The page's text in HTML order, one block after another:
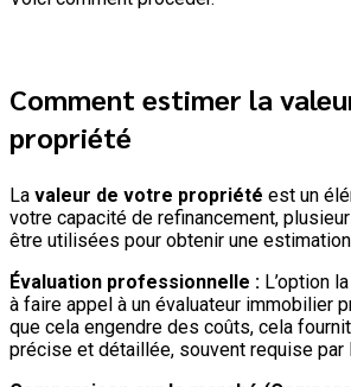
Comment estimer la
propriété
La valeur de votre propriété est un
votre capacité de refinancement,
être utilisées pour obtenir une
Évaluation professionnelle : L’option
à faire appel à un évaluateur immobilier
que cela engendre des coûts, cela
précise et détaillée, souvent requise par